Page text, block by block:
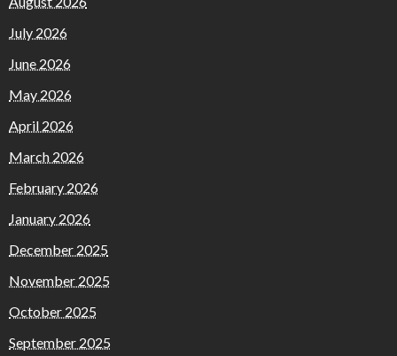
July 2026
June 2026
May 2026
April 2026
March 2026
February 2026
January 2026
December 2025
November 2025
October 2025
September 2025